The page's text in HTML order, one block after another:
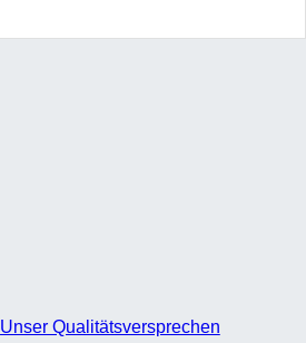
Unser Qualitätsversprechen